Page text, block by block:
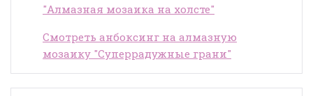
"Алмазная мозаика на холсте"
Смотреть анбоксинг на алмазную
мозаику "Суперрадужные грани"